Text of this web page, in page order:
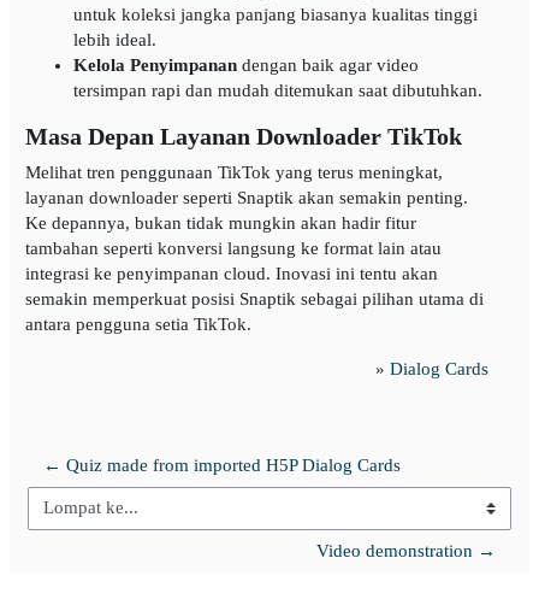
untuk koleksi jangka panjang biasanya kualitas tinggi
lebih ideal.
Kelola Penyimpanandengan baik agar video
tersimpan rapi dan mudah ditemukan saat dibutuhkan.
Masa Depan Layanan Downloader TikTok
Melihat tren penggunaan TikTok yang terus meningkat,
layanan downloader seperti Snaptik akan semakin penting.
Ke depannya, bukan tidak mungkin akan hadir fitur
tambahan seperti konversi langsung ke format lain atau
integrasi ke penyimpanan cloud. Inovasi ini tentu akan
semakin memperkuat posisi Snaptik sebagai pilihan utama di
antara pengguna setia TikTok.
» Dialog Cards
← Quiz made from imported H5P Dialog Cards
Lompat ke...
Video demonstration →